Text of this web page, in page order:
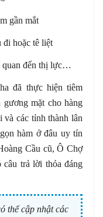
gần mắt
đi hoặc tê liệt
quan đến thị lực…
đã thực hiện tiêm
mặt cho hàng
và các tỉnh thành lân
hàm ở đâu uy tín
Cầu cũ, Ô Chợ
trả lời thỏa đáng
thể cập nhật các